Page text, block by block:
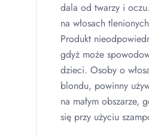
dala od twarzy i
na włosach
Produkt
gdyż może
dzieci. Osoby o
blondu, powinny
na małym obszarze,
się przy użyciu